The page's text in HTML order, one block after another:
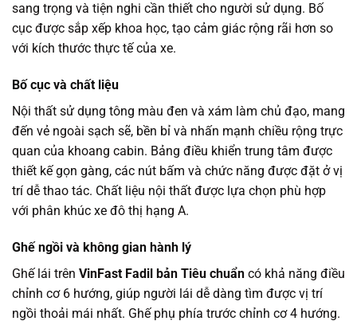
sang trọng và tiện nghi cần thiết cho người sử dụng. Bố
cục được sắp xếp khoa học, tạo cảm giác rộng rãi hơn so
với kích thước thực tế của xe.
Bố cục và chất liệu
Nội thất sử dụng tông màu đen và xám làm chủ đạo, mang
đến vẻ ngoài sạch sẽ, bền bỉ và nhấn mạnh chiều rộng trực
quan của khoang cabin. Bảng điều khiển trung tâm được
thiết kế gọn gàng, các nút bấm và chức năng được đặt ở vị
trí dễ thao tác. Chất liệu nội thất được lựa chọn phù hợp
với phân khúc xe đô thị hạng A.
Ghế ngồi và không gian hành lý
Ghế lái trên VinFast Fadil bản Tiêu chuẩn có khả năng điều
chỉnh cơ 6 hướng, giúp người lái dễ dàng tìm được vị trí
ngồi thoải mái nhất. Ghế phụ phía trước chỉnh cơ 4 hướng.